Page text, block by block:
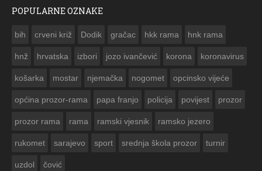
POPULARNE OZNAKE
bih crveni križ Dodik gračac hkk rama hnk rama
hnž hrvatska izbori jozo ivančević korona koronavirus
košarka mostar njemačka nogomet opcinsko vijeće
općina prozor-rama papa franjo policija povijest prozor
prozor rama rama ramski vjesnik ramsko jezero
rukomet sarajevo sport srednja škola prozor turnir
uzdol čović